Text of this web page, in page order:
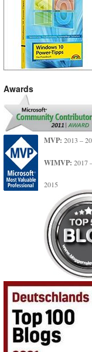
Awards
MVP: 2013 –
WIMVP: 2017
2015